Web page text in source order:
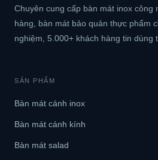
Chuyên cung cấp bàn mát inox công
hàng, bàn mát bảo quản thực phẩm
nghiệm, 5.000+ khách hàng tin dùng
SẢN PHẨM
Bàn mát cánh inox
Bàn mát cánh kính
Bàn mát salad